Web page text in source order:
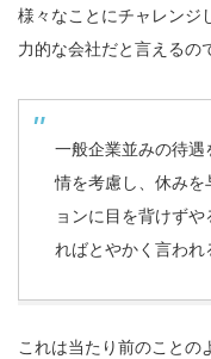
様々なことにチャレンジ
力的な会社だと言えるの
一般企業並みの待
情を考慮し、休みを
ョンに目を背けず
ればとやかく言われ
これは当たり前のことの